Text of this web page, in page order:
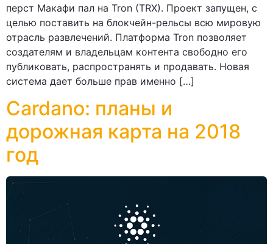
перст Макафи пал на Tron (TRX). Проект запущен, с
целью поставить на блокчейн-рельсы всю мировую
отрасль развлечений. Платформа Tron позволяет
создателям и владельцам контента свободно его
публиковать, распространять и продавать. Новая
система дает больше прав именно […]
Cardano: планы и
дорожная карта на 2018
год